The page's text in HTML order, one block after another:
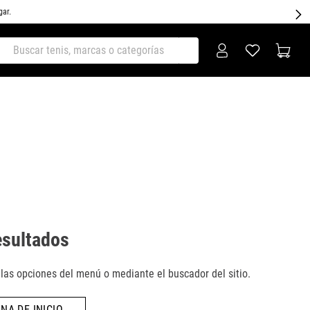
opciones del menú o mediante el buscador del sitio.